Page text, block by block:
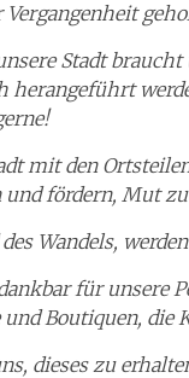
Stadt
herangeführt
mit den
und fördern, Mut
Wandels,
für unsere
und Boutiquen, die
dieses zu